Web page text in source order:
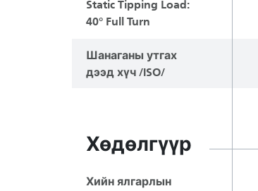
Static Tipping Load:
40° Full Turn
Шанаганы утгах
дээд хүч /ISO/
Хөдөлгүүр
Хийн ялгарлын